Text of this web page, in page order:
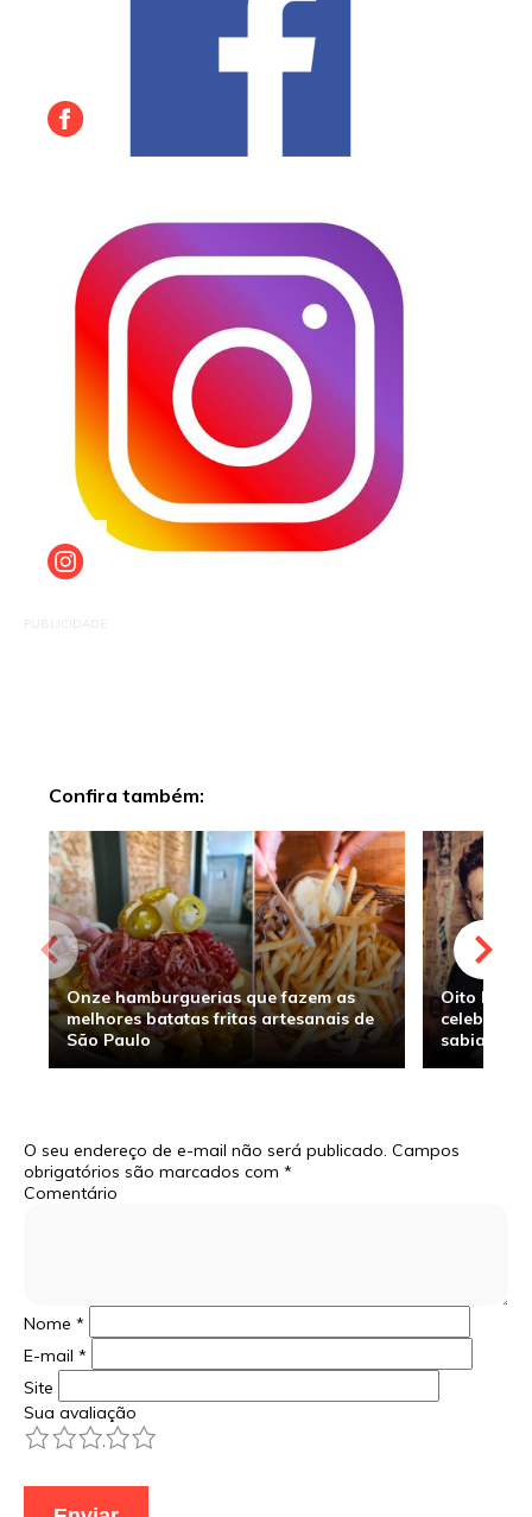
PUBLICIDADE
Confira também:
Onze hamburguerias que fazem as
melhores batatas fritas artesanais de
São Paulo
Oito
sabia
O seu endereço de e-mail não será publicado. Campos
obrigatórios são marcados com *
Comentário
Nome *
E-mail *
Site
Sua avaliação
5
4
3
2